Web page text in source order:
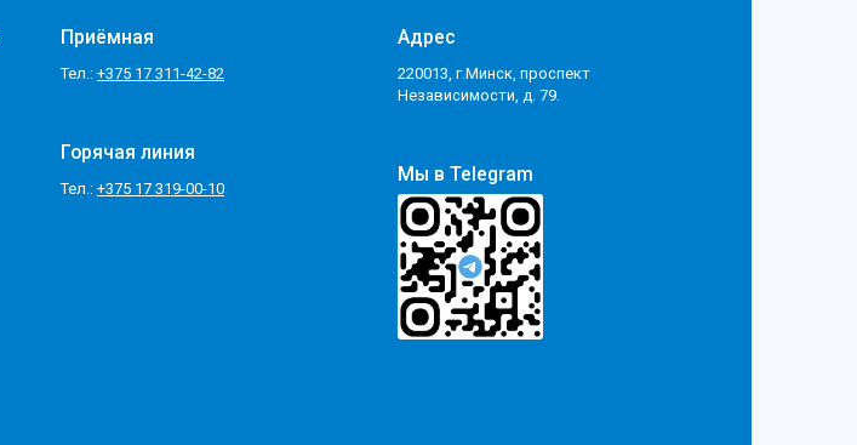
Приёмная
Тел.: +375 17 311-42-82
Горячая линия
Тел.: +375 17 319-00-10
Адрес
220013, г.Минск, проспект
Независимости, д. 79.
Мы в Telegram